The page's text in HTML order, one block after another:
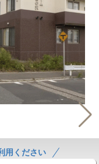
用ください